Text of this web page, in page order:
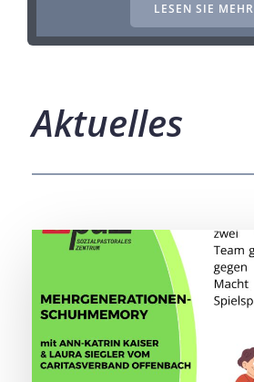
LESEN SIE MEHR
Aktuelles